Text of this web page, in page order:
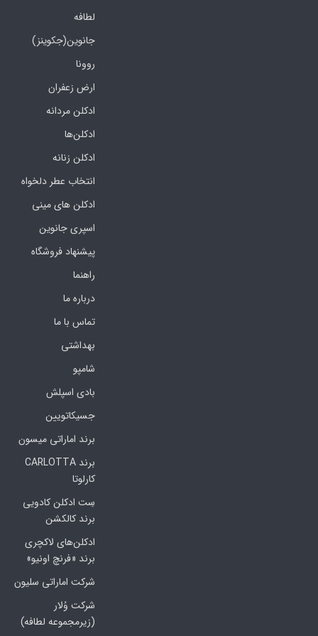
لطافه
جانوین(جکوینز)
روونا
ارض زعفران
ادکلن مردانه
ادکلن‌ها
ادکلن زنانه
انتخاب عطر دلخواه
ادکلن های مینی
اسپری جانوین
پیشنهاد فروشگاه
راهنما
درباره ما
تماس با ما
بهداشتی
شامپو
بادی اسپلش
جسیکاتویین
برند اماراتی میسون
برند CARLOTTA
کارلوتا
سِت ادکلن کادویی
برند کالکشن
ادکلن‌های لاکچری
برند «فرنچ اونیو»
شرکت اماراتی سلیون
شرکت وُلار
(زیرمجموعه لطافه)